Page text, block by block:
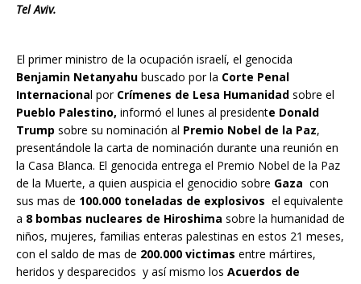
Tel Aviv.
El primer ministro de la ocupación israelí, el genocida
Benjamin Netanyahu buscado por la Corte Penal
Internacional por Crímenes de Lesa Humanidad sobre el
Pueblo Palestino, informó el lunes al presidente Donald
Trump sobre su nominación al Premio Nobel de la Paz,
presentándole la carta de nominación durante una reunión en
la Casa Blanca. El genocida entrega el Premio Nobel de la Paz
de la Muerte, a quien auspicia el genocidio sobre Gaza con
sus mas de 100.000 toneladas de explosivos el equivalente
a 8 bombas nucleares de Hiroshima sobre la humanidad de
niños, mujeres, familias enteras palestinas en estos 21 meses,
con el saldo de mas de 200.000 victimas entre mártires,
heridos y desparecidos y así mismo los Acuerdos de